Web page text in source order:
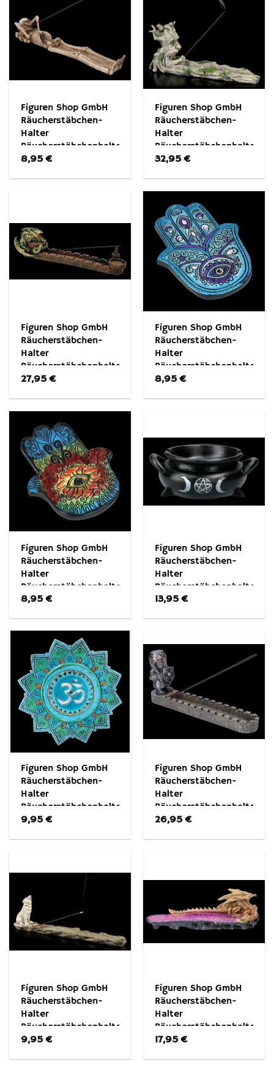
Figuren Shop GmbH
Räucherstäbchen-
Halter
Räucherstäbchenhalter
– Chillendes Skelett –
8,95€
Figuren Shop GmbH
Räucherstäbchen-
Halter
Räucherstäbchenhalter
– Greenman Baum –
32,95€
Figuren Shop GmbH
Räucherstäbchen-
Halter
Räucherstäbchenhalter
– Grüner Drache auf
27,95€
Figuren Shop GmbH
Räucherstäbchen-
Halter
Räucherstäbchenhalter
– Hamsa Gelassenheit
8,95€
Figuren Shop GmbH
Räucherstäbchen-
Halter
Räucherstäbchenhalter
– Hamsa Stärke –
8,95€
Figuren Shop GmbH
Räucherstäbchen-
Halter
Räucherstäbchenhalter
– Hexenkessel –
13,95€
Figuren Shop GmbH
Räucherstäbchen-
Halter
Räucherstäbchenhalter
– Om Symbol –
9,95€
Figuren Shop GmbH
Räucherstäbchen-
Halter
Räucherstäbchenhalter
– Ritter Sir Scentalot
26,95€
Figuren Shop GmbH
Räucherstäbchen-
Halter
Räucherstäbchenhalter
– Ruf des Wolfes –
9,95€
Figuren Shop GmbH
Räucherstäbchen-
Halter
Räucherstäbchenhalter
– Skelett Drache –
17,95€